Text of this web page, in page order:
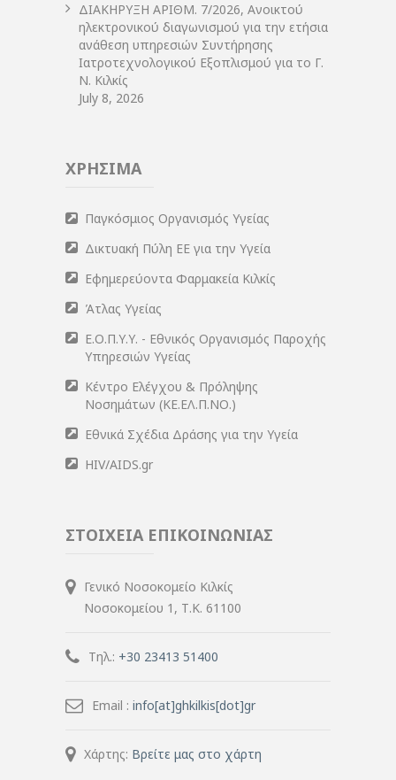
ΔIΑΚΗΡΥΞΗ ΑΡIΘΜ. 7/2026, Ανοικτού
ηλεκτρονικού διαγωνισμού για την ετήσια
ανάθεση υπηρεσιών Συντήρησης
Ιατροτεχνολογικού Εξοπλισμού για το Γ.
Ν. Κιλκίς
July 8, 2026
ΧΡΗΣΙΜΑ
Παγκόσμιος Οργανισμός Υγείας
Δικτυακή Πύλη ΕΕ για την Υγεία
Εφημερεύοντα Φαρμακεία Κιλκίς
Άτλας Υγείας
Ε.Ο.Π.Υ.Υ. - Εθνικός Οργανισμός Παροχής
Υπηρεσιών Υγείας
Κέντρο Ελέγχου & Πρόληψης
Νοσημάτων (ΚΕ.ΕΛ.Π.ΝΟ.)
Εθνικά Σχέδια Δράσης για την Υγεία
HIV/AIDS.gr
ΣΤΟΙΧΕΙΑ ΕΠΙΚΟΙΝΩΝΙΑΣ
Γενικό Νοσοκομείο Κιλκίς
Νοσοκομείου 1, Τ.Κ. 61100
Τηλ.: +30 23413 51400
Email : info[at]ghkilkis[dot]gr
Χάρτης: Βρείτε μας στο χάρτη